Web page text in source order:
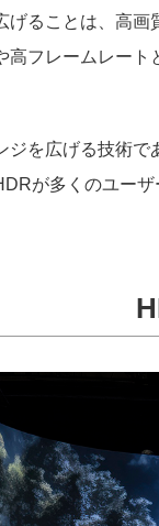
げることは、高
高フレームレー
ジを広げる技術
が多くのユーザ